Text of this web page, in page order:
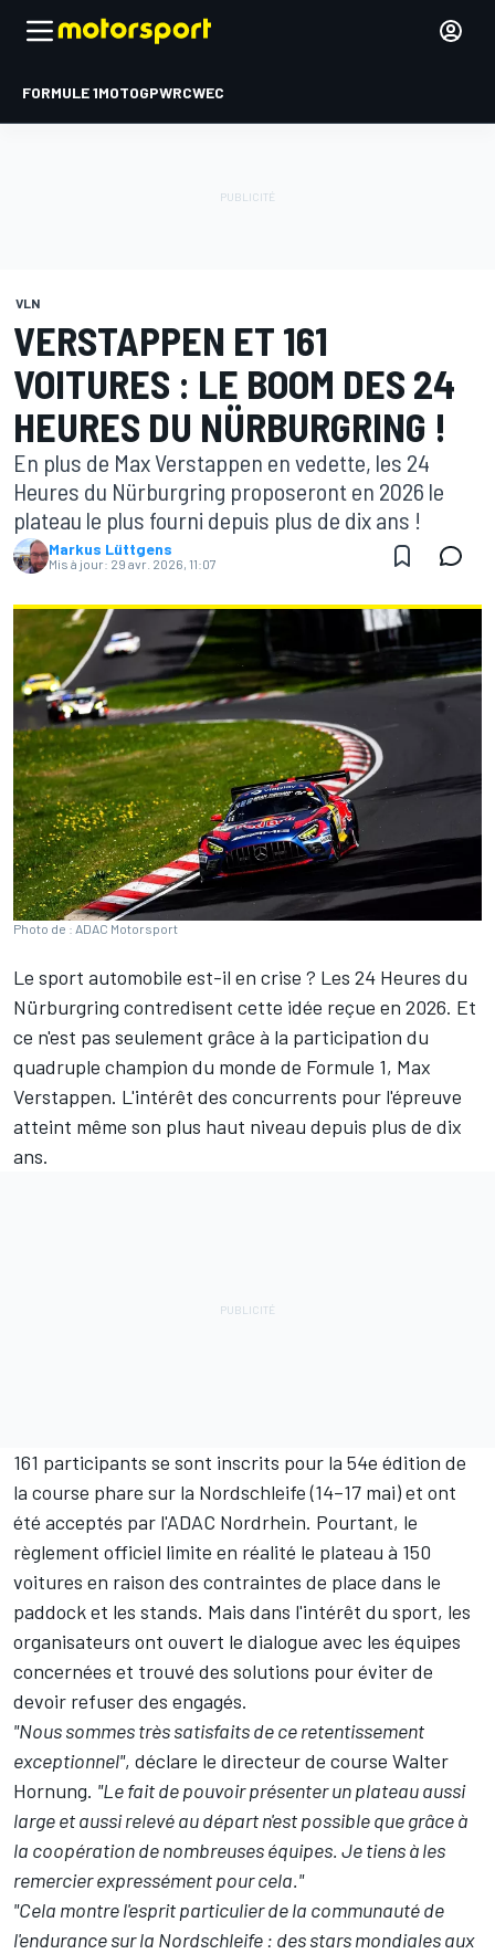
FORMULE 1MOTOGPWRCWEC
VLN
VERSTAPPEN ET 161
VOITURES : LE BOOM DES 24
HEURES DU NÜRBURGRING !
En plus de Max Verstappen en vedette, les 24
Heures du Nürburgring proposeront en 2026 le
plateau le plus fourni depuis plus de dix ans !
Markus Lüttgens
Mis à jour: 29 avr. 2026, 11:07
Photo de : ADAC Motorsport
Le sport automobile est-il en crise ? Les 24 Heures du
Nürburgring contredisent cette idée reçue en 2026. Et
ce n'est pas seulement grâce à la participation du
quadruple champion du monde de Formule 1, Max
Verstappen. L'intérêt des concurrents pour l'épreuve
atteint même son plus haut niveau depuis plus de dix
ans.
161 participants se sont inscrits pour la 54e édition de
la course phare sur la Nordschleife (14–17 mai) et ont
été acceptés par l'ADAC Nordrhein. Pourtant, le
règlement officiel limite en réalité le plateau à 150
voitures en raison des contraintes de place dans le
paddock et les stands. Mais dans l'intérêt du sport, les
organisateurs ont ouvert le dialogue avec les équipes
concernées et trouvé des solutions pour éviter de
devoir refuser des engagés.
"Nous sommes très satisfaits de ce retentissement
exceptionnel", déclare le directeur de course Walter
Hornung. "Le fait de pouvoir présenter un plateau aussi
large et aussi relevé au départ n'est possible que grâce à
la coopération de nombreuses équipes. Je tiens à les
remercier expressément pour cela."
"Cela montre l'esprit particulier de la communauté de
l'endurance sur la Nordschleife : des stars mondiales aux